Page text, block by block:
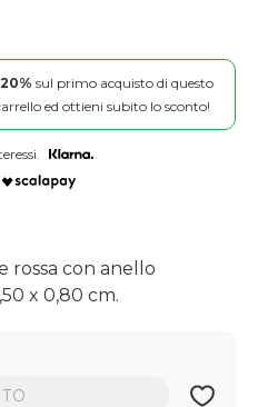
sul primo acquisto di questo
ed ottieni subito lo sconto!
rossa con anello
x 0,80 cm.